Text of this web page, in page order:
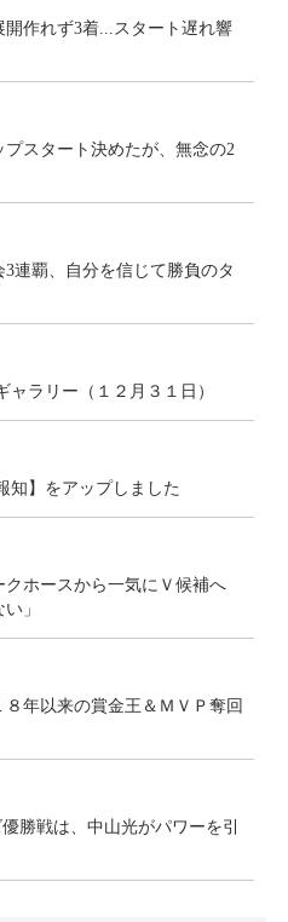
開作れず3着...スタート遅れ響
プスタート決めたが、無念の2
3連覇、自分を信じて勝負のタ
ャラリー（１２月３１日）
知】をアップしました
クホースから一気にＶ候補へ
」
８年以来の賞金王＆ＭＶＰ奪回
勝戦は、中山光がパワーを引